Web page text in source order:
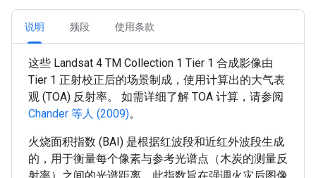
说明 频段 使用条款
这些 Landsat 4 TM Collection 1 Tier 1 合成影像由
Tier 1 正射校正后的场景制成，使用计算出的大气表
观 (TOA) 反射率。 如需详细了解 TOA 计算，请参阅
Chander 等人 (2009)。
火烧面积指数 (BAI) 是根据红波段和近红外波段生成
的，用于衡量每个像素与参考光谱点（木炭的测量反